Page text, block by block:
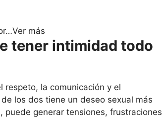
más
tener intimidad todo
respeto, la comunicación y el
los dos tiene un deseo sexual más
puede generar tensiones, frustraciones